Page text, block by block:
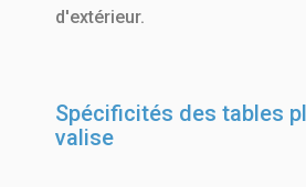
d'extérieur.
Spécificités des tables
valise